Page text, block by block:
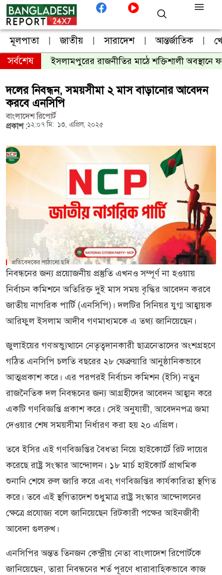
মূলপাতা জাতীয় সারাদেশ আন্তর্জাতিক
সর্বশেষ ইসলামপুরের রাজনীতির মাঠে শক্তিশালী অবস্থানে
দলের নিবন্ধন, সময়সীমা ২ মাস বাড়ানোর আবেদন
করবে এনসিপি
বাংলাদেশ রিপোর্ট
প্রকাশ :১২:০৭ মি: ১৩, এপ্রিল, ২০২৫
প্রতিবেদকের পাঠানো ছবি
নিবন্ধনের জন্য প্রয়োজনীয় প্রস্তুতি এখনও সম্পূর্ণ না হওয়ায়
নির্বাচন কমিশনে অতিরিক্ত দুই মাস সময় বৃদ্ধির আবেদন করবে
জাতীয় নাগরিক পার্টি (এনসিপি)। দলটির সিনিয়র যুগ্ম আহ্বায়ক
আরিফুল ইসলাম আদীব গণমাধ্যমকে এ তথ্য জানিয়েছেন।
জুলাইয়ের গণঅভ্যুত্থানে নেতৃত্বদানকারী ছাত্রনেতাদের অংশগ্রহণে
গঠিত এনসিপি চলতি বছরের ২৮ ফেব্রুয়ারি আনুষ্ঠানিকভাবে
আত্মপ্রকাশ করে। এর পরপরই নির্বাচন কমিশন (ইসি) নতুন
রাজনৈতিক দল নিবন্ধনের জন্য আগ্রহীদের আবেদন আহ্বান করে
একটি গণবিজ্ঞপ্তি প্রকাশ করে। সেই অনুযায়ী, আবেদনপত্র জমা
দেওয়ার শেষ সময়সীমা নির্ধারণ করা হয় ২০ এপ্রিল।
তবে ইসির এই গণবিজ্ঞপ্তির বৈধতা নিয়ে হাইকোর্টে রিট দায়ের
করেছে রাষ্ট্র সংস্কার আন্দোলন। ১৮ মার্চ হাইকোর্ট প্রাথমিক
শুনানি শেষে রুল জারি করে এবং গণবিজ্ঞপ্তির কার্যকারিতা স্থগিত
করে। তবে এই স্থগিতাদেশ শুধুমাত্র রাষ্ট্র সংস্কার আন্দোলনের
ক্ষেত্রে প্রযোজ্য বলে জানিয়েছেন রিটকারী পক্ষের আইনজীবী
আবেদা গুলরুখ।
এনসিপির অন্তত তিনজন কেন্দ্রীয় নেতা বাংলাদেশ রিপোর্টকে
জানিয়েছেন, তারা নিবন্ধনের শর্ত পূরণে ধারাবাহিকভাবে কাজ